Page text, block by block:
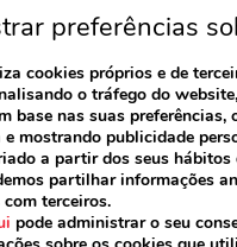
preferências
cookies próprios e de
o tráfego do
base nas suas preferências,
mostrando publicidade
a partir dos seus hábitos
partilhar informações
terceiros.
pode administrar o seu